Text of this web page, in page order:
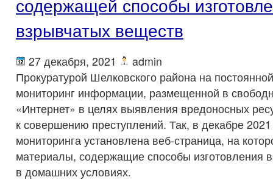
содержащей способы
взрывчатых веществ
27 декабря, 2021
admin
Прокуратурой Шелковского района на
мониторинг информации, размещенной в
«Интернет» в целях выявления вредоносных
к совершению преступлений. Так, в декабре
мониторинга установлена веб-страница, на
материалы, содержащие способы изготовления
в домашних условиях.